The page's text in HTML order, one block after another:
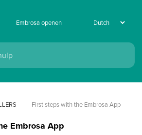
Embrosa openen
First steps with the Embrosa App
Embrosa App